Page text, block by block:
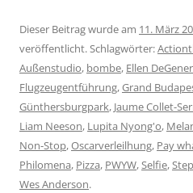
Dieser Beitrag wurde am 11. März
veröffentlicht. Schlagwörter:
Außenstudio, bombe, Ellen
Flugzeugentführung,Grand
Günthersburgpark, Jaume Collet-
Liam Neeson, Lupita Nyong'o,
Non-Stop,Oscarverleilhung, Pay
Philomena, Pizza, PWYW,Selfie,
Wes Anderson.